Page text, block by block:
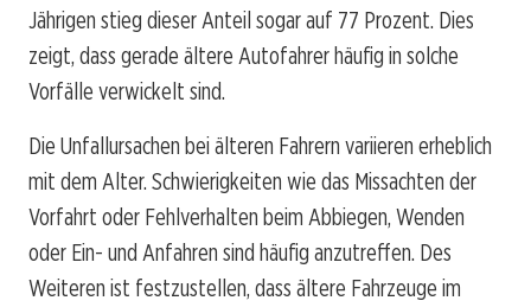
Jährigen stieg dieser Anteil sogar auf 77 Prozent. Dies
zeigt, dass gerade ältere Autofahrer häufig in solche
Vorfälle verwickelt sind.
Die Unfallursachen bei älteren Fahrern variieren erheblich
mit dem Alter. Schwierigkeiten wie das Missachten der
Vorfahrt oder Fehlverhalten beim Abbiegen, Wenden
oder Ein- und Anfahren sind häufig anzutreffen. Des
Weiteren ist festzustellen, dass ältere Fahrzeuge im